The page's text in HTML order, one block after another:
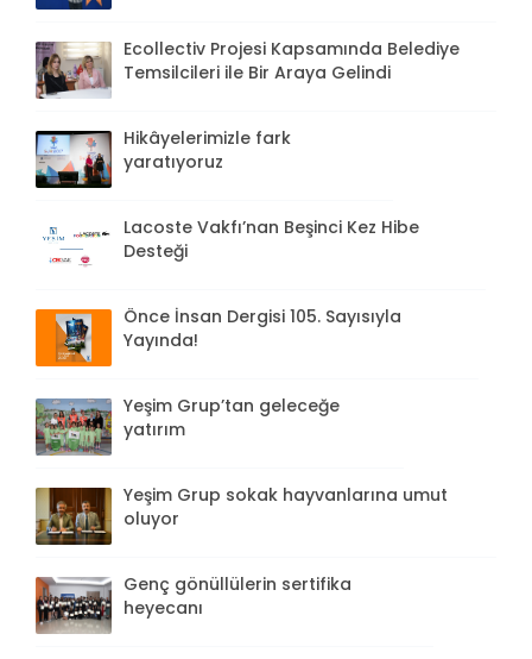
Ecollectiv Projesi Kapsamında Belediye
Temsilcileri ile Bir Araya Gelindi
Hikâyelerimizle fark
yaratıyoruz
Lacoste Vakfı’nan Beşinci Kez Hibe
Desteği
Önce İnsan Dergisi 105. Sayısıyla
Yayında!
Yeşim Grup’tan geleceğe
yatırım
Yeşim Grup sokak hayvanlarına umut
oluyor
Genç gönüllülerin sertifika
heyecanı